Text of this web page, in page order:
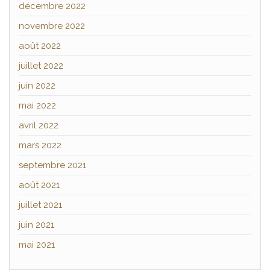
décembre 2022
novembre 2022
août 2022
juillet 2022
juin 2022
mai 2022
avril 2022
mars 2022
septembre 2021
août 2021
juillet 2021
juin 2021
mai 2021